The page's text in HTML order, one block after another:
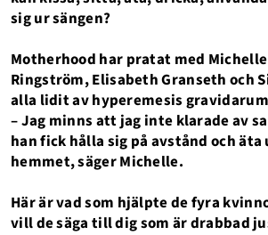
sig ur sängen?
Motherhood har pratat med
Ringström, Elisabeth Granseth och
alla lidit av hyperemesis
– Jag minns att jag inte klarade av
han fick hålla sig på avstånd och
hemmet, säger Michelle.
Här är vad som hjälpte de fyra
vill de säga till dig som är drabbad